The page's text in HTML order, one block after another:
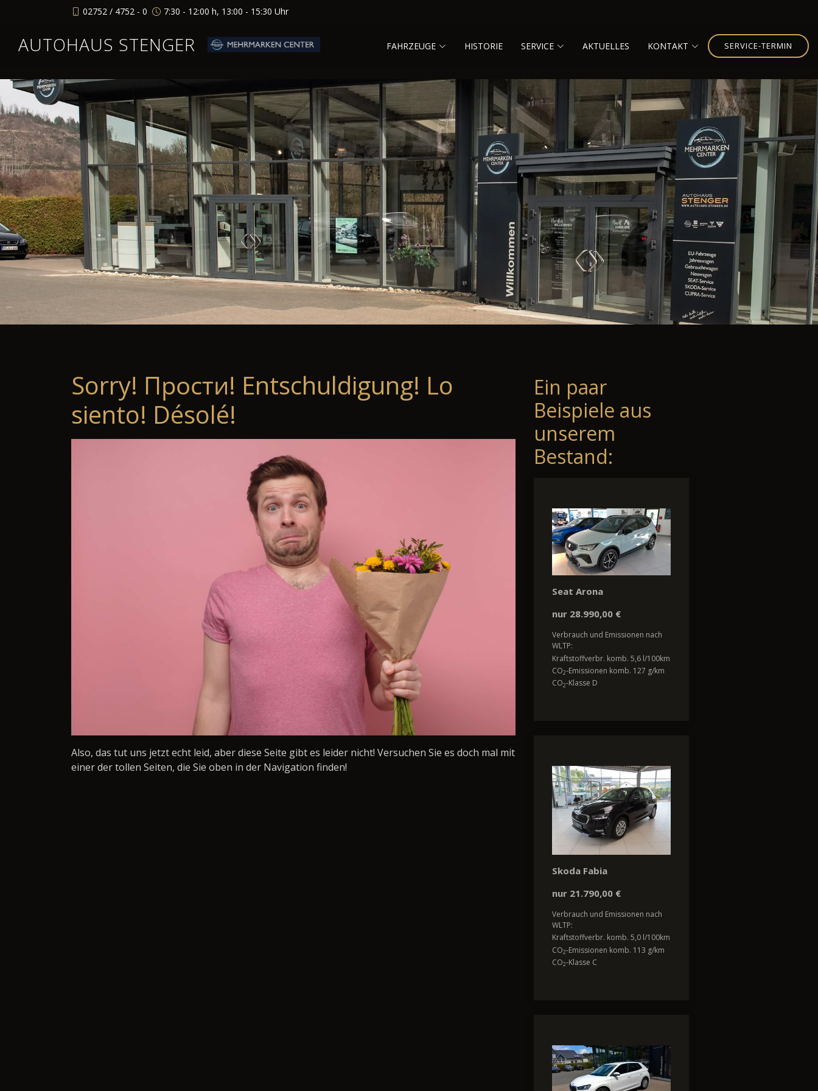
02752 / 4752 - 0 7:30 - 12:00 h, 13:00 - 15:30 Uhr
AUTOHAUS STENGER FAHRZEUGE HISTORIE SERVICE AKTUELLES KONTAKT SERVICE-TERMIN
Sorry! Прости! Entschuldigung! Lo
siento! Désolé!
Also, das tut uns jetzt echt leid, aber diese Seite gibt es leider nicht! Versuchen Sie es doch mal mit
einer der tollen Seiten, die Sie oben in der Navigation finden!
Ein paar
Beispiele aus
unserem
Bestand:
Seat Arona
nur 28.990,00 €
Verbrauch und Emissionen nach
WLTP:
Kraftstoffverbr. komb. 5,6 l/100km
CO2-Emissionen komb. 127 g/km
CO2-Klasse D
Skoda Fabia
nur 21.790,00 €
Verbrauch und Emissionen nach
WLTP:
Kraftstoffverbr. komb. 5,0 l/100km
CO2-Emissionen komb. 113 g/km
CO2-Klasse C